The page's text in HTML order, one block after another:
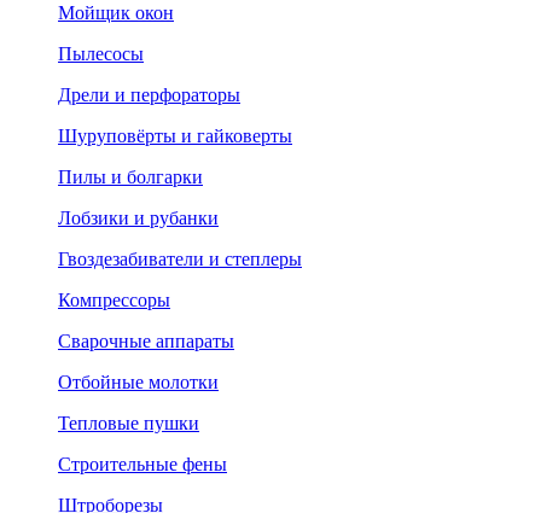
Мойщик окон
Пылесосы
Дрели и перфораторы
Шуруповёрты и гайковерты
Пилы и болгарки
Лобзики и рубанки
Гвоздезабиватели и степлеры
Компрессоры
Сварочные аппараты
Отбойные молотки
Тепловые пушки
Строительные фены
Штроборезы